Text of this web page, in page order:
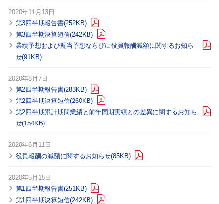
2020年11月13日
第3四半期報告書(252KB)
第3四半期決算短信(242KB)
業績予想および配当予想ならびに役員報酬減額に関するお知ら
せ(91KB)
2020年8月7日
第2四半期報告書(283KB)
第2四半期決算短信(260KB)
第2四半期累計期間業績と前年同期実績との差異に関するお知ら
せ(154KB)
2020年6月11日
役員報酬の減額に関するお知らせ(85KB)
2020年5月15日
第1四半期報告書(251KB)
第1四半期決算短信(242KB)